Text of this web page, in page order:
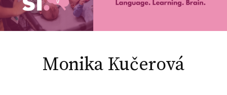
Monika Kučerová